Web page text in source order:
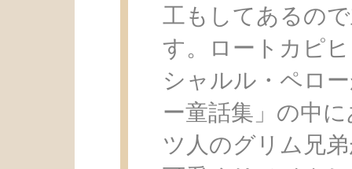
工もしてあるの
す。ロートカピ
シャルル・ペロ
ー童話集」の中
ツ人のグリム兄